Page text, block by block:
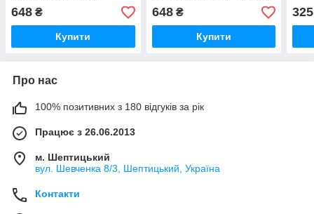
8200013577
648 ₴
Купити
(Оригінал) - 8200013577
648₴
Купити
325
Про нас
100% позитивних з 180 відгуків за рік
Працює з 26.06.2013
м. Шептицький
вул. Шевченка 8/3, Шептицький, Україна
Контакти